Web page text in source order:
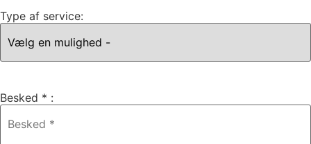
Type af service:
Besked * :